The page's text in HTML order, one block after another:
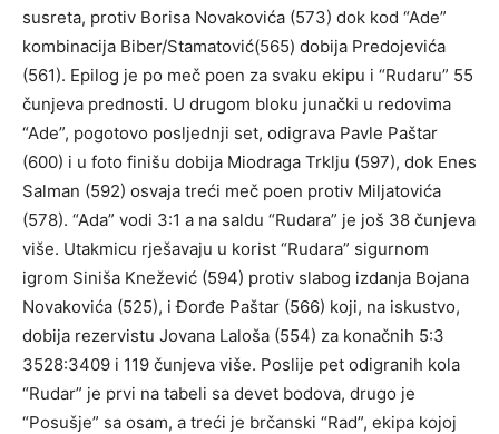
susreta, protiv Borisa Novakovića (573) dok kod “Ade”
kombinacija Biber/Stamatović(565) dobija Predojevića
(561). Epilog je po meč poen za svaku ekipu i “Rudaru” 55
čunjeva prednosti. U drugom bloku junački u redovima
“Ade”, pogotovo posljednji set, odigrava Pavle Paštar
(600) i u foto finišu dobija Miodraga Trklju (597), dok Enes
Salman (592) osvaja treći meč poen protiv Miljatovića
(578). “Ada” vodi 3:1 a na saldu “Rudara” je još 38 čunjeva
više. Utakmicu rješavaju u korist “Rudara” sigurnom
igrom Siniša Knežević (594) protiv slabog izdanja Bojana
Novakovića (525), i Đorđe Paštar (566) koji, na iskustvo,
dobija rezervistu Jovana Laloša (554) za konačnih 5:3
3528:3409 i 119 čunjeva više. Poslije pet odigranih kola
“Rudar” je prvi na tabeli sa devet bodova, drugo je
“Posušje” sa osam, a treći je brčanski “Rad”, ekipa kojoj